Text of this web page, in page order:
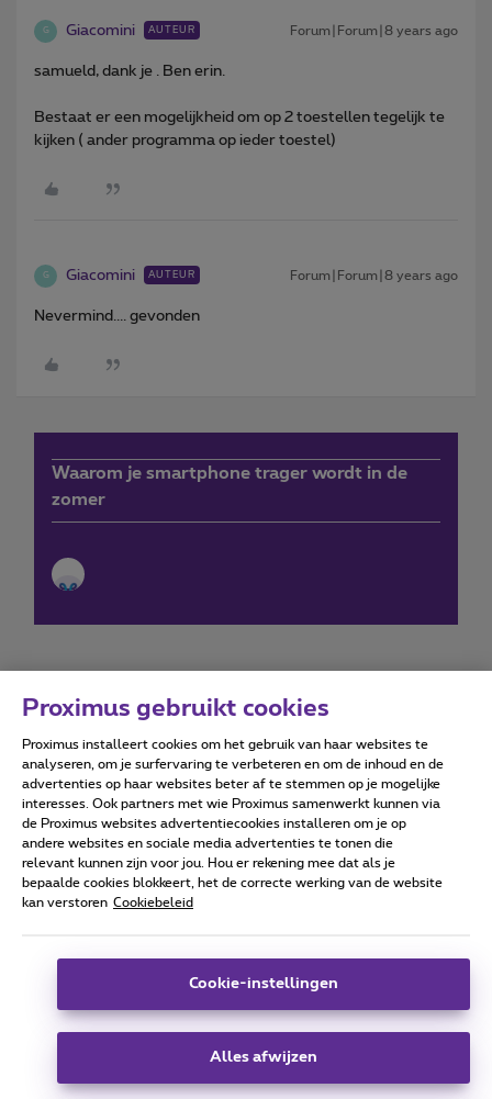
G Giacomini AUTEUR Forum|Forum|8 years ago
samueld, dank je . Ben erin.
Bestaat er een mogelijkheid om op 2 toestellen tegelijk te
kijken ( ander programma op ieder toestel)
G Giacomini AUTEUR Forum|Forum|8 years ago
Nevermind.... gevonden
Waarom je smartphone trager wordt in de
zomer
Forumvoorwaarden Accessibility statement
Alle rechten voorbehouden. © Proximus
Algemene voorwaarden, consumenteninfo
Deze website is gecreëerd en wordt beheerd conform het
Koning Albert II-laan 27 - B-1030 Brussel.
Proximus gebruikt cookies
Proximus installeert cookies om het gebruik van haar websites te
analyseren, om je surfervaring te verbeteren en om de inhoud en de
advertenties op haar websites beter af te stemmen op je mogelijke
interesses. Ook partners met wie Proximus samenwerkt kunnen via
de Proximus websites advertentiecookies installeren om je op
andere websites en sociale media advertenties te tonen die
relevant kunnen zijn voor jou. Hou er rekening mee dat als je
bepaalde cookies blokkeert, het de correcte werking van de website
kan verstoren Cookiebeleid
Cookie-instellingen
Alles afwijzen